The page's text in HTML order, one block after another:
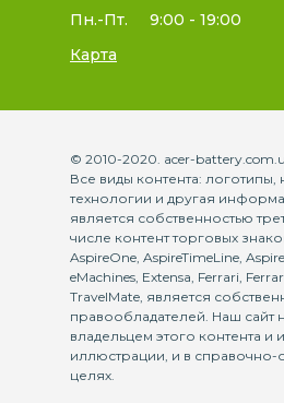
Пн.-Пт.
9:00 - 19:00
Карта
© 2010-2020. acer-
Все виды контента: логотипы,
технологии и другая
является собственностью
числе контент торговых
AspireOne, AspireTimeLine,
eMachines, Extensa, Ferrari,
TravelMate, является
правообладателей. Наш сайт
владельцем этого контента и
иллюстрации, и в справочно-
целях.